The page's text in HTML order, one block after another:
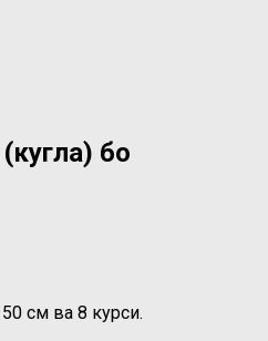
бо
см ва 8 курси.